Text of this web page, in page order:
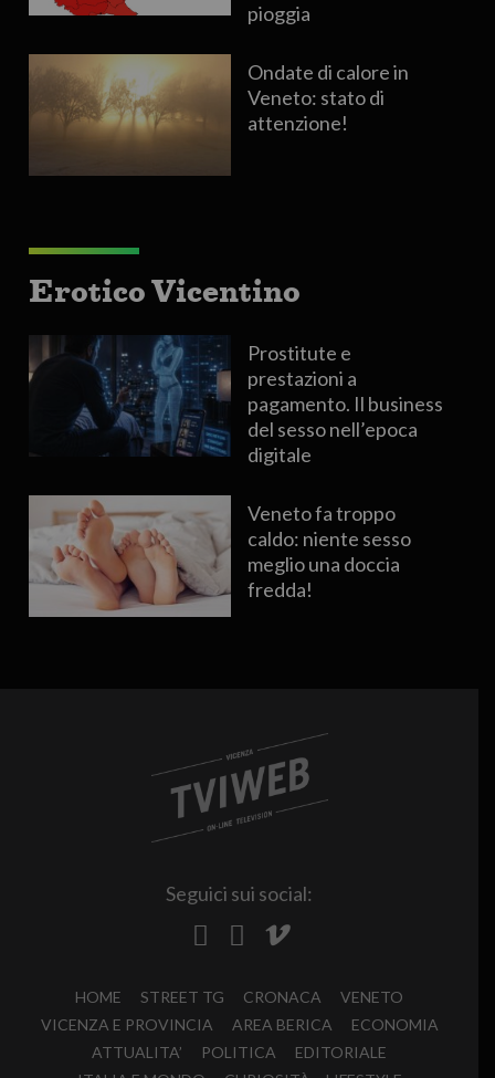
pioggia
Ondate di calore in
Veneto: stato di
attenzione!
Erotico Vicentino
Prostitute e
prestazioni a
pagamento. Il business
del sesso nell’epoca
digitale
Veneto fa troppo
caldo: niente sesso
meglio una doccia
fredda!
Seguici sui social:
HOME STREET TG CRONACA
VENETO
VICENZA E PROVINCIA
AREA BERICA
ECONOMIA
ATTUALITA’
POLITICA
EDITORIALE